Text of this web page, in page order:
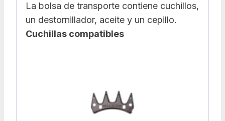
La bolsa de transporte contiene cuchillos,
un destornillador, aceite y un cepillo.
Cuchillas compatibles